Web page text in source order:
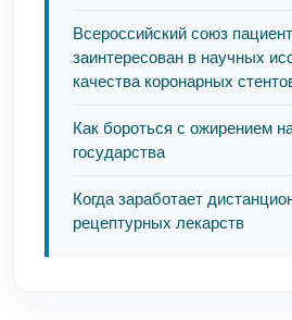
Всероссийский союз
заинтересован в научных
качества коронарных
Как бороться с ожирением
государства
Когда заработает
рецептурных лекарств